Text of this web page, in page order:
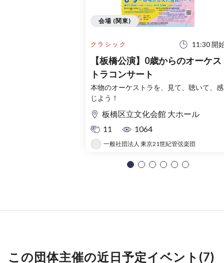
クラシック 11:30 開
【板橋公演】0歳からのオーケス
トラコンサート
本物のオーケストラを、見て、聴いて、感
じよう！
板橋区立文化会館 大ホール
11
1064
一般社団法人 東京21世紀管弦楽団
会場 (関東)
この団体主催の近日予定イベント(7)